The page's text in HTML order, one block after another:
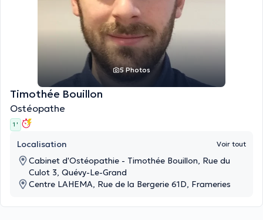
5 Photos
Timothée Bouillon
Ostéopathe
1 '
Localisation Voir tout
Cabinet d'Ostéopathie - Timothée Bouillon, Rue du
Culot 3, Quévy-Le-Grand
Centre LAHEMA, Rue de la Bergerie 61D, Frameries